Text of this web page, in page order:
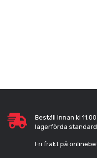
Beställ innan kl
lagerförda
Fri frakt på